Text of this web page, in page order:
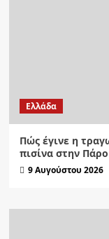
Ελλάδα
Πώς έγινε η
πισίνα στην Πάρο
9 Αυγούστου 2026